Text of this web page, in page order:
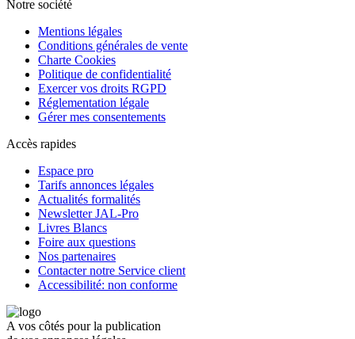
Notre société
Mentions légales
Conditions générales de vente
Charte Cookies
Politique de confidentialité
Exercer vos droits RGPD
Réglementation légale
Gérer mes consentements
Accès rapides
Espace pro
Tarifs annonces légales
Actualités formalités
Newsletter JAL-Pro
Livres Blancs
Foire aux questions
Nos partenaires
Contacter notre Service client
Accessibilité: non conforme
A vos côtés pour la publication